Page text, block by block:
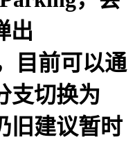
出
目前可以通
支切换为
旧建议暂时